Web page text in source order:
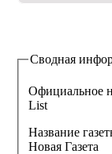
Сводная
Официальное
List
Название
Новая Газета